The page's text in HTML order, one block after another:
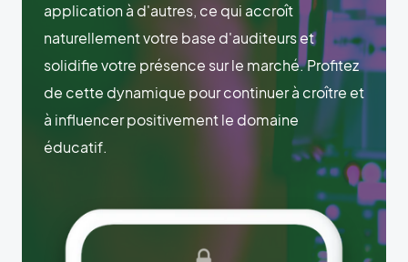
application à d'autres, ce qui accroît
naturellement votre base d'auditeurs et
solidifie votre présence sur le marché. Profitez
de cette dynamique pour continuer à croître et
à influencer positivement le domaine
éducatif.